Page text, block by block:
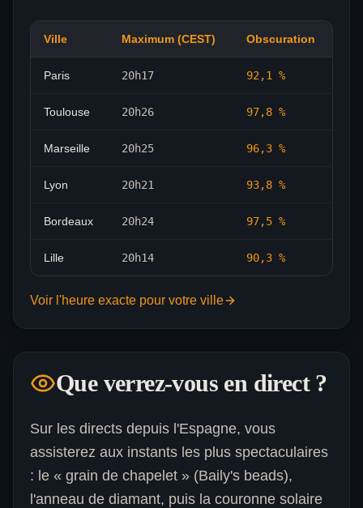
Ville Maximum (CEST) Obscuration
Paris 20h17 92,1 %
Toulouse 20h26 97,8 %
Marseille 20h25 96,3 %
Lyon 20h21 93,8 %
Bordeaux 20h24 97,5 %
Lille 20h14 90,3 %
Voir l'heure exacte pour votre ville
Que verrez-vous en direct ?
Sur les directs depuis l'Espagne, vous
assisterez aux instants les plus spectaculaires
: le « grain de chapelet » (Baily's beads),
l'anneau de diamant, puis la couronne solaire